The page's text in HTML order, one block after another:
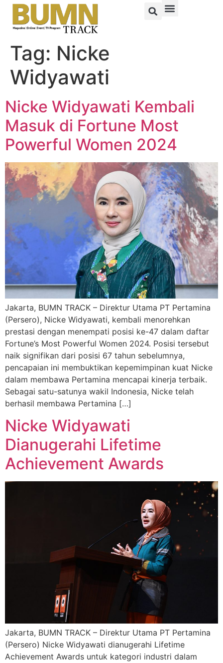
Tag: Nicke
Widyawati
Nicke Widyawati Kembali
Masuk di Fortune Most
Powerful Women 2024
Jakarta, BUMN TRACK – Direktur Utama PT Pertamina
(Persero), Nicke Widyawati, kembali menorehkan
prestasi dengan menempati posisi ke-47 dalam daftar
Fortune’s Most Powerful Women 2024. Posisi tersebut
naik signifikan dari posisi 67 tahun sebelumnya,
pencapaian ini membuktikan kepemimpinan kuat Nicke
dalam membawa Pertamina mencapai kinerja terbaik.
Sebagai satu-satunya wakil Indonesia, Nicke telah
berhasil membawa Pertamina […]
Nicke Widyawati
Dianugerahi Lifetime
Achievement Awards
Jakarta, BUMN TRACK – Direktur Utama PT Pertamina
(Persero) Nicke Widyawati dianugerahi Lifetime
Achievement Awards untuk kategori industri dalam